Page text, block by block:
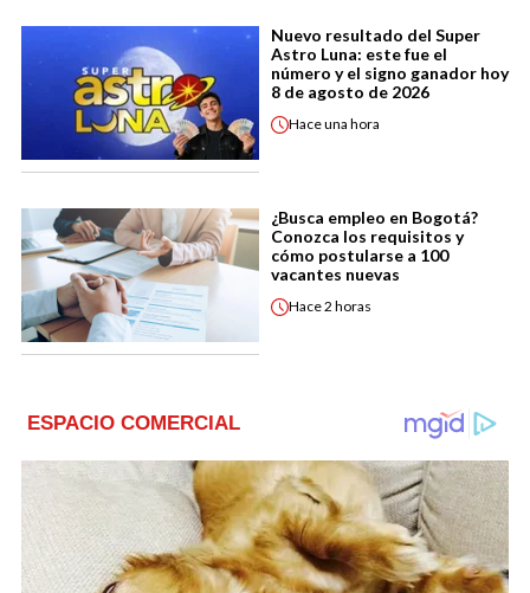
Nuevo resultado del Super
Astro Luna: este fue el
número y el signo ganador hoy
8 de agosto de 2026
Haceuna hora
¿Busca empleo en Bogotá?
Conozca los requisitos y
cómo postularse a 100
vacantes nuevas
Hace2 horas